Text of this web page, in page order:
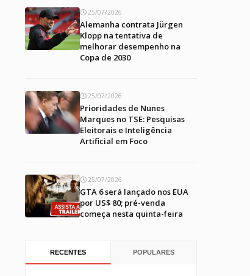
25/07/2026
Alemanha contrata Jürgen
Klopp na tentativa de
melhorar desempenho na
Copa de 2030
25/07/2026
Prioridades de Nunes
Marques no TSE: Pesquisas
Eleitorais e Inteligência
Artificial em Foco
25/07/2026
GTA 6 será lançado nos EUA
por US$ 80; pré-venda
começa nesta quinta-feira
RECENTES POPULARES